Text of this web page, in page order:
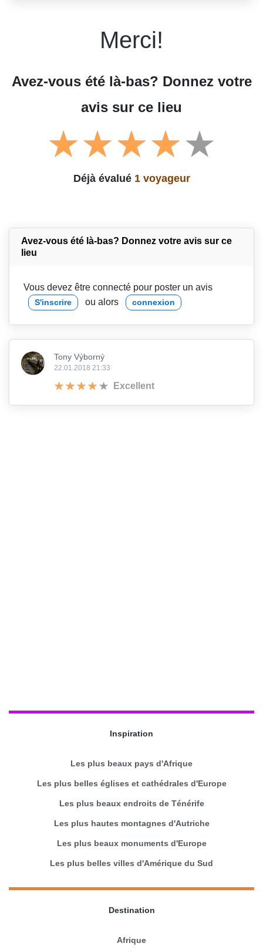
Merci!
Avez-vous été là-bas? Donnez votre
avis sur ce lieu
Déjà évalué 1 voyageur
Avez-vous été là-bas? Donnez votre avis sur ce
lieu
Vous devez être connecté pour poster un avis
S'inscrire ou alors connexion
Tony Výborný
22.01.2018 21:33
Excellent
Inspiration
Les plus beaux pays d'Afrique
Les plus belles églises et cathédrales d'Europe
Les plus beaux endroits de Ténérife
Les plus hautes montagnes d'Autriche
Les plus beaux monuments d'Europe
Les plus belles villes d'Amérique du Sud
Destination
Afrique